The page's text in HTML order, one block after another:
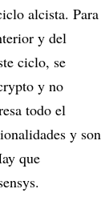
alcista. Para
y del
ciclo, se
y no
todo el
y son
que